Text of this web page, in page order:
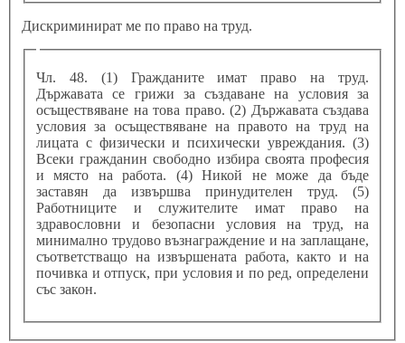
Дискриминират ме по право на труд.
Чл. 48. (1) Гражданите имат право на труд.
Държавата се грижи за създаване на условия за
осъществяване на това право. (2) Държавата създава
условия за осъществяване на правото на труд на
лицата с физически и психически увреждания. (3)
Всеки гражданин свободно избира своята професия
и място на работа. (4) Никой не може да бъде
заставян да извършва принудителен труд. (5)
Работниците и служителите имат право на
здравословни и безопасни условия на труд, на
минимално трудово възнаграждение и на заплащане,
съответстващо на извършената работа, както и на
почивка и отпуск, при условия и по ред, определени
със закон.